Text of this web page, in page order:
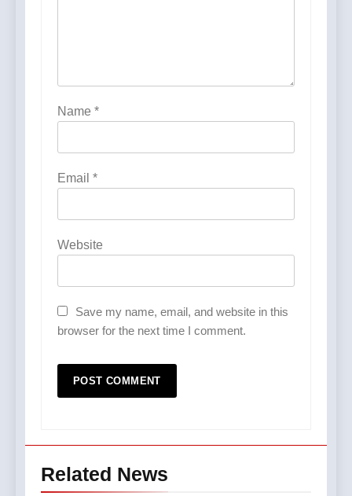
Name *
Email *
Website
Save my name, email, and website in this
browser for the next time I comment.
Related News